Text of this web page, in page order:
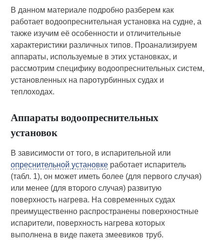
В данном материале подробно разберем как
работает водоопреснительная установка на судне, а
также изучим её особенности и отличительные
характеристики различных типов. Проанализируем
аппараты, используемые в этих установках, и
рассмотрим специфику водоопреснительных систем,
установленных на паротурбинных судах и
теплоходах.
Аппараты водоопреснительных
установок
В зависимости от того, в испарительной или
опреснительной установке работает испаритель
(табл. 1), он может иметь более (для первого случая)
или менее (для второго случая) развитую
поверхность нагрева. На современных судах
преимущественно распространены поверхностные
испарители, поверхность нагрева которых
выполнена в виде пакета змеевиков труб.